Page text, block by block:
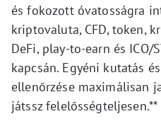
és fokozott óvatosságra
kriptovaluta, CFD, token,
DeFi, play-to-earn és ICO/
kapcsán. Egyéni kutatás
ellenőrzése maximálisan
játssz felelősségteljesen.**